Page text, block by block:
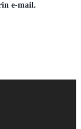
e-mail.